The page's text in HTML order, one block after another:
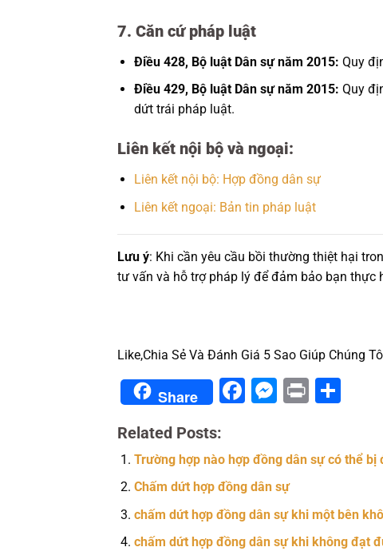
7. Căn cứ pháp luật
Điều 428, Bộ luật Dân sự năm 2015: Quy
Điều 429, Bộ luật Dân sự năm 2015: Quy
dứt trái pháp luật.
Liên kết nội bộ và ngoại:
Liên kết nội bộ: Hợp đồng dân sự
Liên kết ngoại: Bản tin pháp luật
Lưu ý: Khi cần yêu cầu bồi thường thiệt hại
tư vấn và hỗ trợ pháp lý để đảm bảo bạn thực
Like,Chia Sẻ Và Đánh Giá 5 Sao Giúp Chúng
Share Facebook
Print
Related Posts:
Trường hợp nào hợp đồng dân sự có thể bị
Chấm dứt hợp đồng dân sự
chấm dứt hợp đồng dân sự khi một bên
chấm dứt hợp đồng dân sự khi không đạt